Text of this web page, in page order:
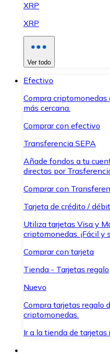
XRP
XRP
Ver todo
Efectivo
Compra
más cercana.
Comprar con efectivo
Transferencia SEPA
Añade fondos a tu
directas por
Comprar con
Tarjeta de crédito /
Utiliza tarjetas Visa y
criptomonedas. ¡Fácil y
Comprar con tarjeta
Tienda - Tarjetas regalo
Nuevo
Compra tarjetas regalo
criptomonedas.
Ir a la tienda de tarjetas